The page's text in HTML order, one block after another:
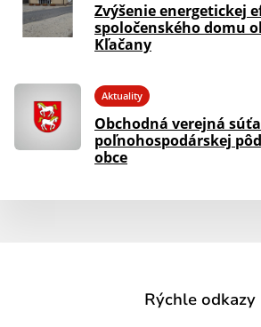
Zvýšenie energetickej
spoločenského domu
Kľačany
Aktuality
Obchodná verejná
poľnohospodárskej
obce
Rýchle odkazy